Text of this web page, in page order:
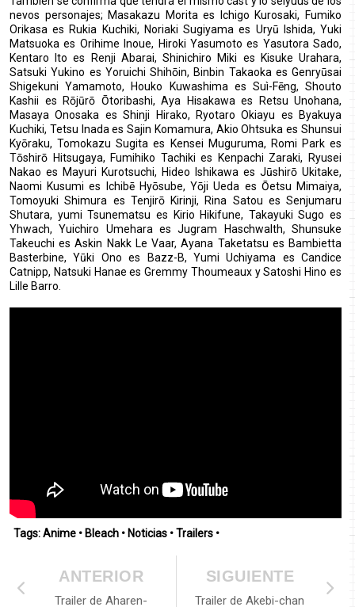
nevos personajes; Masakazu Morita es Ichigo Kurosaki, Fumiko
Orikasa es Rukia Kuchiki, Noriaki Sugiyama es Uryū Ishida, Yuki
Matsuoka es Orihime Inoue, Hiroki Yasumoto es Yasutora Sado,
Kentaro Ito es Renji Abarai, Shinichiro Miki es Kisuke Urahara,
Satsuki Yukino es Yoruichi Shihōin, Binbin Takaoka es Genryūsai
Shigekuni Yamamoto, Houko Kuwashima es Suì-Fēng, Shouto
Kashii es Rōjūrō Ōtoribashi, Aya Hisakawa es Retsu Unohana,
Masaya Onosaka es Shinji Hirako, Ryotaro Okiayu es Byakuya
Kuchiki, Tetsu Inada es Sajin Komamura, Akio Ohtsuka es Shunsui
Kyōraku, Tomokazu Sugita es Kensei Muguruma, Romi Park es
Tōshirō Hitsugaya, Fumihiko Tachiki es Kenpachi Zaraki, Ryusei
Nakao es Mayuri Kurotsuchi, Hideo Ishikawa es Jūshirō Ukitake,
Naomi Kusumi es Ichibē Hyōsube, Yōji Ueda es Ōetsu Mimaiya,
Tomoyuki Shimura es Tenjirō Kirinji, Rina Satou es Senjumaru
Shutara, yumi Tsunematsu es Kirio Hikifune, Takayuki Sugo es
Yhwach, Yuichiro Umehara es Jugram Haschwalth, Shunsuke
Takeuchi es Askin Nakk Le Vaar, Ayana Taketatsu es Bambietta
Basterbine, Yūki Ono es Bazz-B, Yumi Uchiyama es Candice
Catnipp, Natsuki Hanae es Gremmy Thoumeaux y Satoshi Hino es
Lille Barro.
Tags:Anime • Bleach • Noticias •Trailers •
SIGUIENTE
Trailer de Akebi-chan
ANTERIOR
Trailer de Aharen-